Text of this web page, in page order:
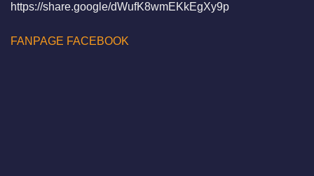
https://share.google/dWufK8wmEKkEgXy9p
FANPAGE FACEBOOK